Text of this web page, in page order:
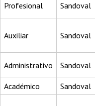
Profesional Sandoval
Auxiliar Sandoval
Administrativo Sandoval
Académico Sandoval